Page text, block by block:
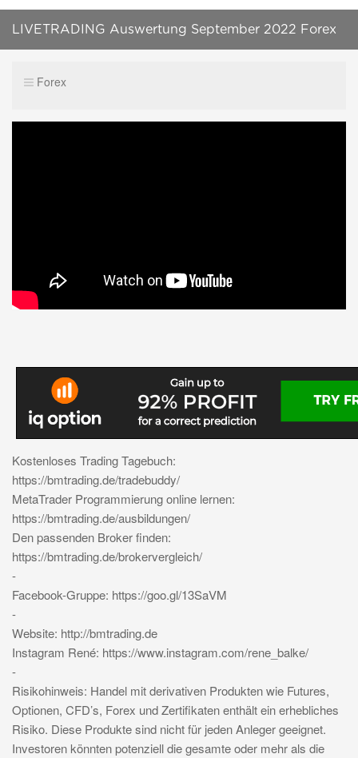
LIVETRADING Auswertung September 2022 Forex
Forex
Kostenloses Trading Tagebuch:
https://bmtrading.de/tradebuddy/
MetaTrader Programmierung online lernen:
https://bmtrading.de/ausbildungen/
Den passenden Broker finden:
https://bmtrading.de/brokervergleich/
-
Facebook-Gruppe: https://goo.gl/13SaVM
-
Website: http://bmtrading.de
Instagram René: https://www.instagram.com/rene_balke/
-
Risikohinweis: Handel mit derivativen Produkten wie Futures,
Optionen, CFD’s, Forex und Zertifikaten enthält ein erhebliches
Risiko. Diese Produkte sind nicht für jeden Anleger geeignet.
Investoren könnten potenziell die gesamte oder mehr als die